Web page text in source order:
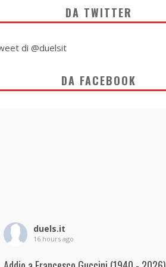
DA TWITTER
di @duelsit
DA FACEBOOK
duels.it
16 hours ago